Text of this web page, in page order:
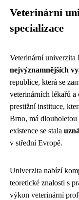
Veterinární
specializace
Veterinární univerzita
nejvýznamnějších
republice, která se
veterinárních lékařů
prestižní instituce,
Brno, má dlouholetou
existence se stala
v střední Evropě.
Univerzita nabízí
teoretické znalosti s
výkon veterinární